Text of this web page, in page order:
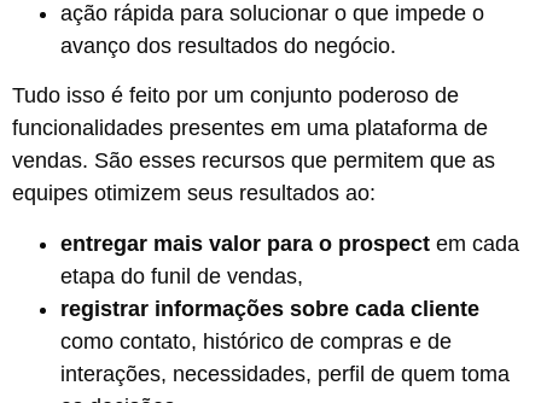
ação rápida para solucionar o que impede o
avanço dos resultados do negócio.
Tudo isso é feito por um conjunto poderoso de
funcionalidades presentes em uma plataforma de
vendas. São esses recursos que permitem que as
equipes otimizem seus resultados ao:
entregar mais valor para o prospect em cada
etapa do funil de vendas,
registrar informações sobre cada cliente
como contato, histórico de compras e de
interações, necessidades, perfil de quem toma